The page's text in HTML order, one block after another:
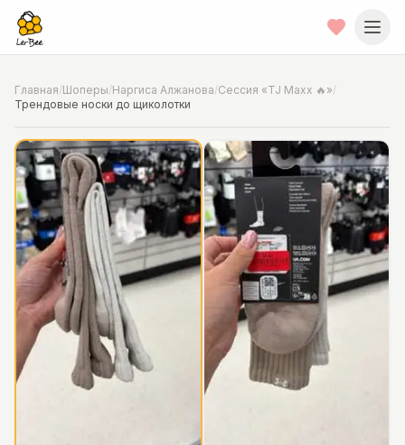
Главная/Шоперы/Наргиса Алжанова/Сессия «TJ Maxx 🔥»/
Трендовые носки до щиколотки
📍Фото от шопера·Chicago